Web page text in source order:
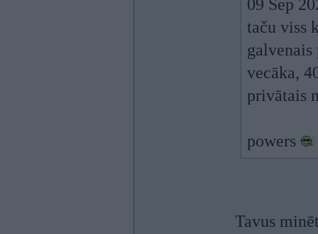
09 Sep
taču viss
vecāka,
privātais
powers
Tavus